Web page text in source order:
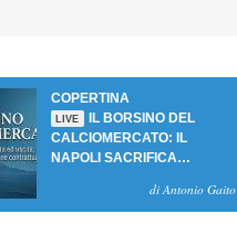
COPERTINA
LIVE
IL BORSINO DEL
CALCIOMERCATO: IL
NAPOLI SACRIFICA
SBLOCCANO ARRIVIdi Antonio Gaito